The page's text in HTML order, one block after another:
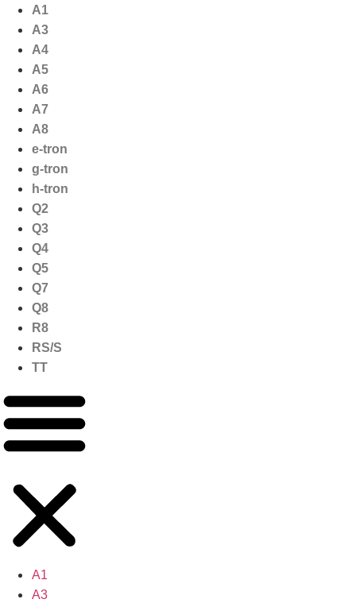
naar
inhoud
A1
A3
A4
A5
A6
A7
A8
e-tron
g-tron
h-tron
Q2
Q3
Q4
Q5
Q7
Q8
R8
RS/S
TT
A1
A3